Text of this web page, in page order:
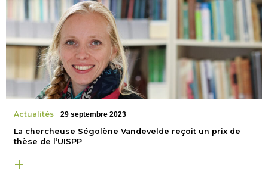
Actualités 29 septembre 2023
La chercheuse Ségolène Vandevelde reçoit un prix de
thèse de l’UISPP